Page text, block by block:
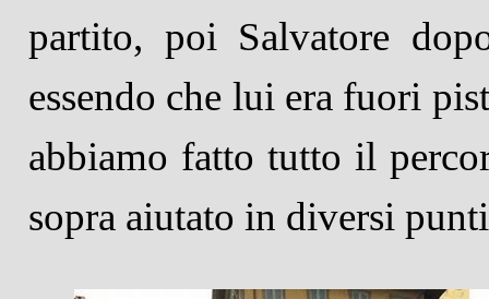
partito, poi Salvatore
essendo che lui era fuori
abbiamo fatto tutto il
sopra aiutato in diversi